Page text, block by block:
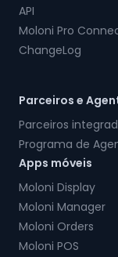
API
Moloni Pro
ChangeLog
Parceiros e
Parceiros
Programa de
Apps móveis
Moloni Display
Moloni Manager
Moloni Orders
Moloni POS